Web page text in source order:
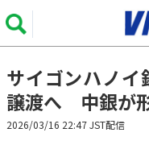
サイゴンハノイ
譲渡へ 中銀が
2026/03/16 22:47 JST配信